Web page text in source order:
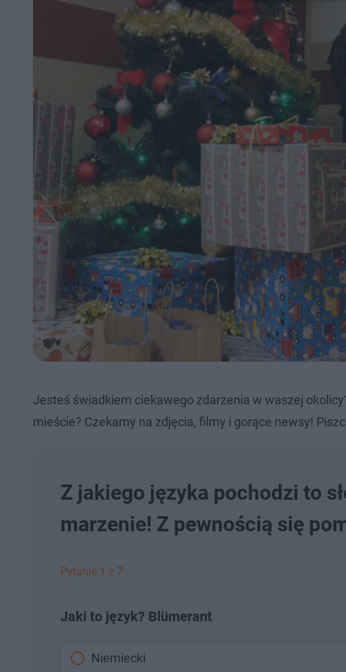
Jesteś świadkiem ciekawego zdarzenia w waszej
mieście? Czekamy na zdjęcia, filmy i gorące newsy!
Z jakiego języka pochodzi to
marzenie! Z pewnością się
Pytanie 1 z 7
Jaki to język? Blümerant
Niemiecki